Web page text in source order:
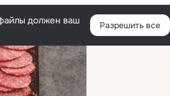
Войти
должен ваш
Разрешить все